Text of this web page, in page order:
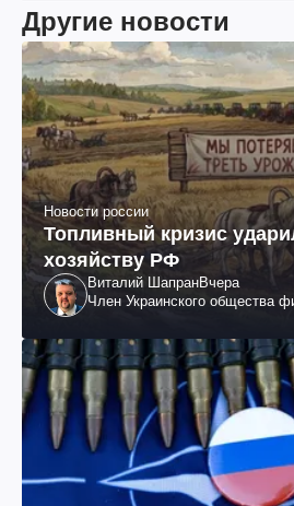
Другие новости
Новости россии
Топливный кризис
хозяйству РФ
Виталий ШапранВчера
Член Украинского общества